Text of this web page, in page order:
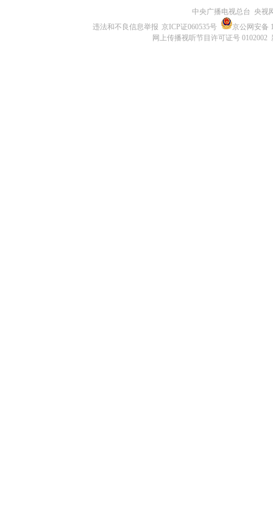
中央广播电视总台 央视
违法和不良信息举报 京ICP证060535号
京公网安备
网上传播视听节目许可证号 0102002